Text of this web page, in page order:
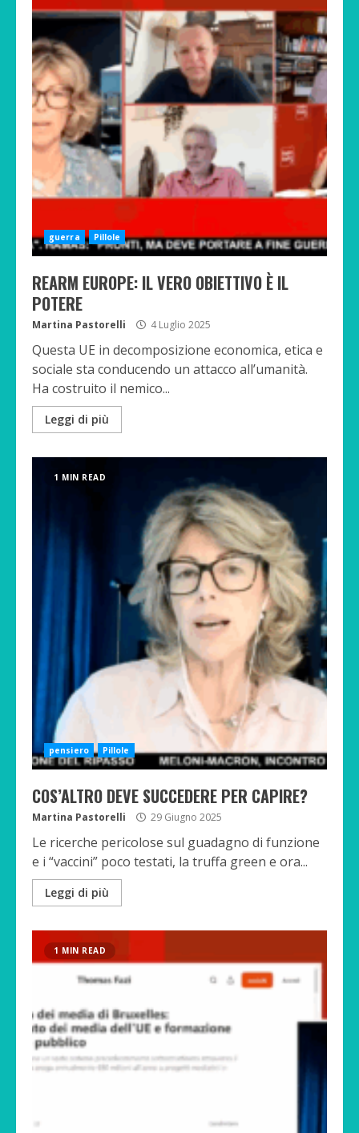
guerra Pillole
REARM EUROPE: IL VERO OBIETTIVO È IL
POTERE
Martina Pastorelli 4 Luglio 2025
Questa UE in decomposizione economica, etica e
sociale sta conducendo un attacco all’umanità.
Ha costruito il nemico...
Leggi di più
1 MIN READ
pensiero Pillole
COS’ALTRO DEVE SUCCEDERE PER CAPIRE?
Martina Pastorelli 29 Giugno 2025
Le ricerche pericolose sul guadagno di funzione
e i “vaccini” poco testati, la truffa green e ora...
Leggi di più
1 MIN READ